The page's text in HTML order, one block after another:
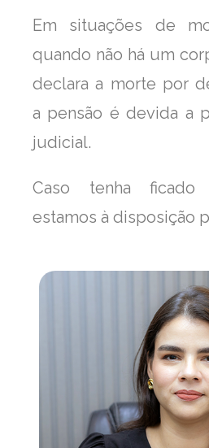
Em situações de
quando não há um
declara a morte por
a pensão é devida a
judicial.
Caso tenha ficado
estamos à disposição